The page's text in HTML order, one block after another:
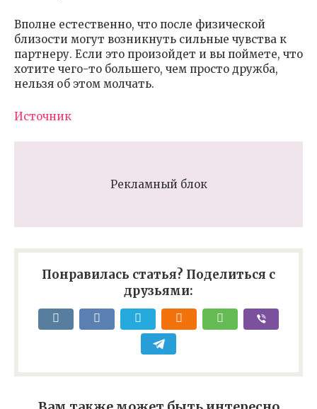
Вполне естественно, что после физической
близости могут возникнуть сильные чувства к
партнеру. Если это произойдет и вы поймете, что
хотите чего-то большего, чем просто дружба,
нельзя об этом молчать.
Источник
Рекламный блок
Понравилась статья? Поделиться с
друзьями: